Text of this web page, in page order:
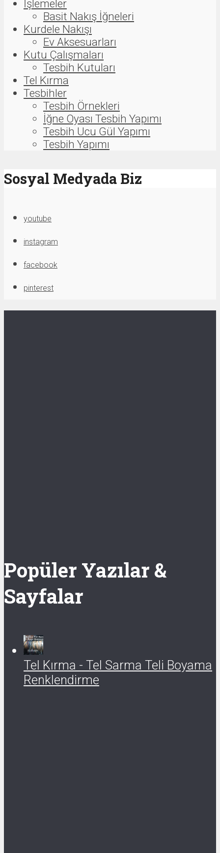
İşlemeler
Basit Nakış İğneleri
Kurdele Nakışı
Ev Aksesuarları
Kutu Çalışmaları
Tesbih Kutuları
Tel Kırma
Tesbihler
Tesbih Örnekleri
İğne Oyası Tesbih Yapımı
Tesbih Ucu Gül Yapımı
Tesbih Yapımı
Sosyal Medyada Biz
youtube
instagram
facebook
pinterest
Popüler Yazılar &
Sayfalar
Tel Kırma - Tel Sarma Teli Boyama
Renklendirme